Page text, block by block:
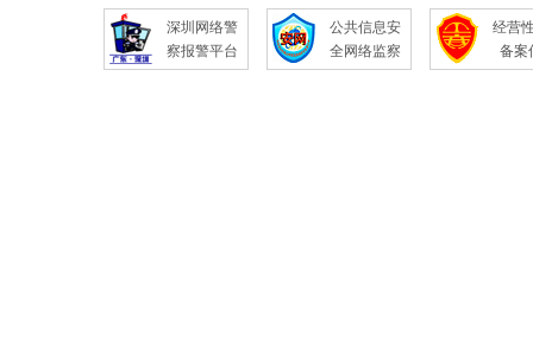
深圳网络警
察报警平台
公共信息安
全网络监察
经营
备案